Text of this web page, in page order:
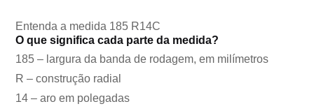
Entenda a medida 185 R14C
O que significa cada parte da medida?
185 – largura da banda de rodagem, em milímetros
R – construção radial
14 – aro em polegadas